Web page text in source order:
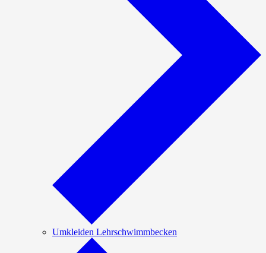
Umkleiden Lehrschwimmbecken